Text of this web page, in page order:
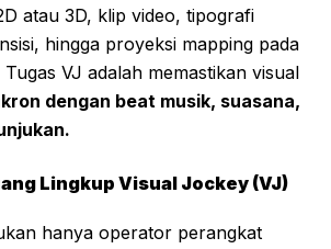
atau 3D, klip video, tipografi
hingga proyeksi mapping pada
VJ adalah memastikan visual
dengan beat musik, suasana,
Lingkup Visual Jockey (VJ)
hanya operator perangkat